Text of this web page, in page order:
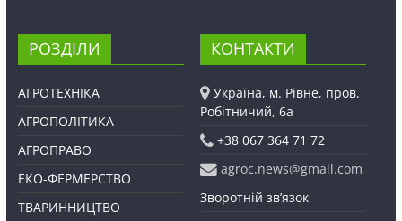
РОЗДІЛИ
АГРОТЕХНІКА
АГРОПОЛІТИКА
АГРОПРАВО
ЕКО-ФЕРМЕРСТВО
ТВАРИННИЦТВО
КОНТАКТИ
Україна, м. Рівне, пров.
Робітничий, 6а
+38 067 364 71 72
agroc.news@gmail.com
Зворотній зв’язок